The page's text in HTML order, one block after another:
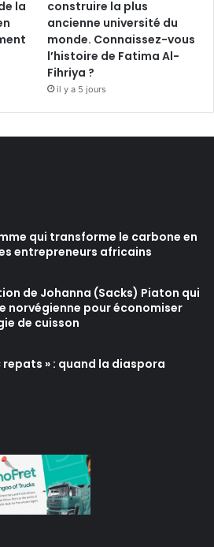
la
construire la plus
ancienne université du
monde. Connaissez-vous
l’histoire de Fatima Al-
Fihriya ?
il y a 5 jours
qui transforme le carbone en
entrepreneurs africains
de Johanna (Sacks) Piaton qui
norvégienne pour économiser
de cuisson
repats » : quand la diaspora